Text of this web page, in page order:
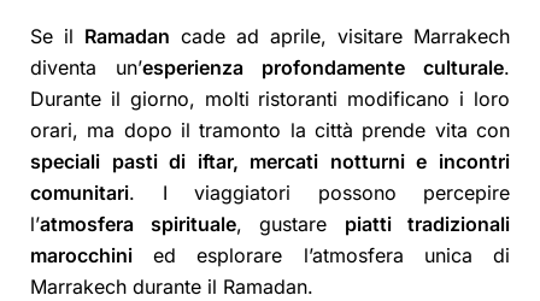
Se il Ramadan cade ad aprile, visitare Marrakech
diventa un’esperienza profondamente culturale.
Durante il giorno, molti ristoranti modificano i loro
orari, ma dopo il tramonto la città prende vita con
speciali pasti di iftar, mercati notturni e incontri
comunitari. I viaggiatori possono percepire
l’atmosfera spirituale, gustare piatti tradizionali
marocchini ed esplorare l’atmosfera unica di
Marrakech durante il Ramadan.